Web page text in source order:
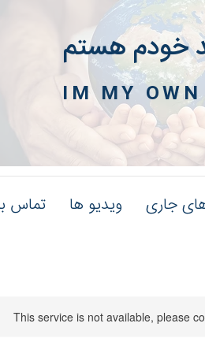
خودم هستم
IM MY
تماس ویدیو ها های جاری
This service is not available, please